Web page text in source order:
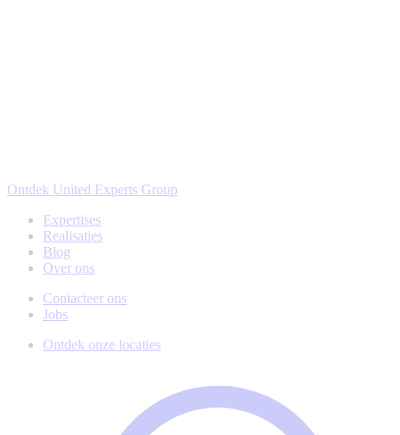
Ontdek United Experts Group
Expertises
Realisaties
Blog
Over ons
Contacteer ons
Jobs
Ontdek onze locaties